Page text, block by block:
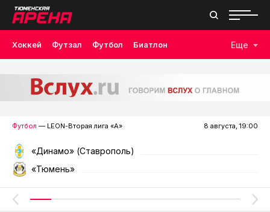
Хоккей Футзал Футбол Биатлон Еще
Футбол — LEON-Вторая лига «А» 8 августа, 19:00
«Динамо» (Ставрополь)
«Тюмень»